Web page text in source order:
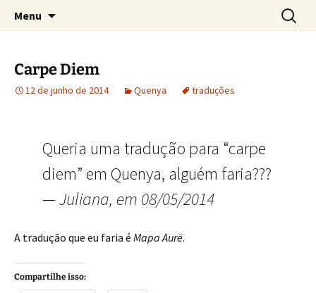
Tolkien e o Élfico
Sobre as línguas d'O Senhor dos Anéis
Menu
conteúdo
por:
Carpe Diem
12 de junho de 2014 Quenya traduções
Queria uma tradução para “carpe
diem” em Quenya, alguém faria???
—Juliana, em 08/05/2014
A tradução que eu faria é Mapa Aurë.
Compartilhe isso: